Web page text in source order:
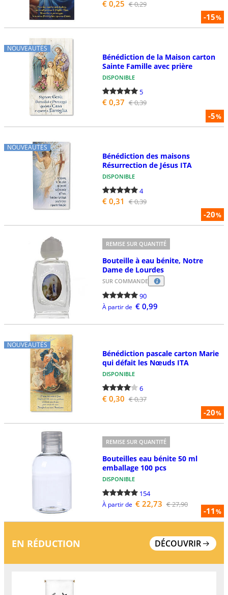
-15%
€ 0,25 € 0,29
NOUVEAUTÉS
-5%
Bénédiction de la Maison carton
Sainte Famille avec prière
DISPONIBLE
5
€ 0,37 € 0,39
NOUVEAUTÉS
-20%
Bénédiction des maisons
Résurrection de Jésus ITA
DISPONIBLE
4
€ 0,31 € 0,39
REMISE SUR QUANTITÉ
Bouteille à eau bénite, Notre
Dame de Lourdes
SUR COMMANDE
90
À partir de € 0,99
NOUVEAUTÉS
-20%
Bénédiction pascale carton Marie
qui défait les Nœuds ITA
DISPONIBLE
6
€ 0,30 € 0,37
-11%
REMISE SUR QUANTITÉ
Bouteilles eau bénite 50 ml
emballage 100 pcs
DISPONIBLE
154
À partir de € 22,73 € 27,90
EN RÉDUCTION DÉCOUVRIR